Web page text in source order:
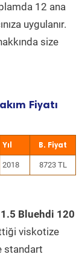
12 ana
uygulanır.
size
Fiyatı
Yıl
2018 8723 TL
Bluehdi 120
viskotize
standart